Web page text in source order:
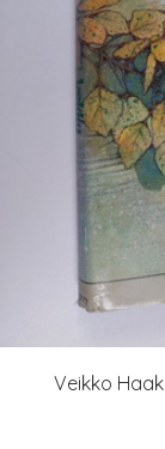
Veikko